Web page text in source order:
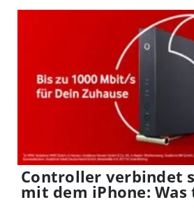
Controller verbindet
mit dem iPhone: Was